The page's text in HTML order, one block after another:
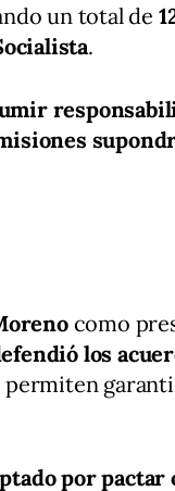
un total de
.
como
los
permiten
por